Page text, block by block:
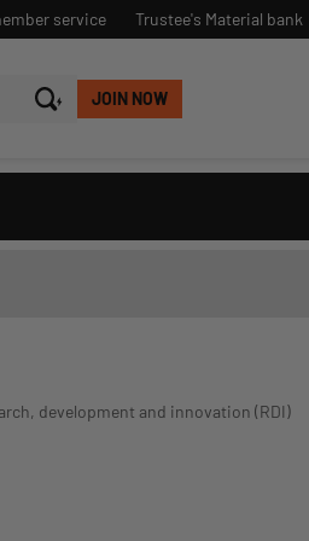
service Trustee's Material bank
JOIN NOW
development and innovation (RDI)